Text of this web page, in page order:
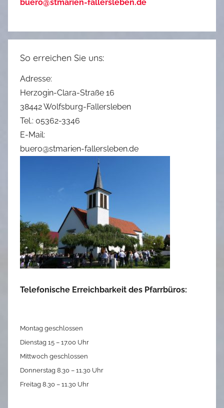
buero@stmarien-fallersleben.de
So erreichen Sie uns:
Adresse:
Herzogin-Clara-Straße 16
38442 Wolfsburg-Fallersleben
Tel.: 05362-3346
E-Mail:
buero@stmarien-fallersleben.de
Telefonische Erreichbarkeit des Pfarrbüros:
Montag geschlossen
Dienstag 15 – 17.00 Uhr
Mittwoch geschlossen
Donnerstag 8.30 – 11.30 Uhr
Freitag 8.30 – 11.30 Uhr